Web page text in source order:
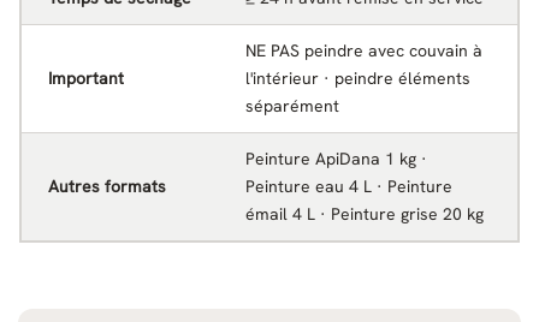
Important
NE PAS peindre avec couvain à
l'intérieur · peindre éléments
séparément
Autres formats
Peinture ApiDana 1 kg ·
Peinture eau 4 L · Peinture
émail 4 L · Peinture grise 20 kg